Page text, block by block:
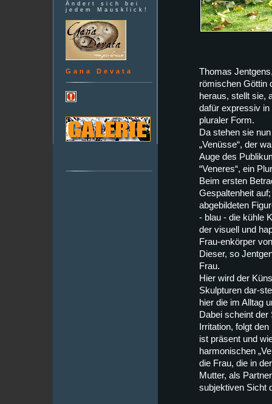
Ändert sich bei
jedem Mausklick!
Gana Devata
Thomas
römischen Göttin
heraus, stellt sie,
dafür expressiv in
pluraler Form.
Da stehen sie
„Venüsse“, der
Auge des
“Veneres“, ein
Beim ersten
Gespaltenheit
abgebildeten
- blau - die kühle
der visuell und
Frau-enkörper
Dieser, so
Frau.
Hier wird der
Skulpturen dar-
hier die im Alltag
Dabei scheint der
Irritation, folgt
ist präsent und
harmonischen
die Frau, die in
Mutter, als
subjektiven Sicht